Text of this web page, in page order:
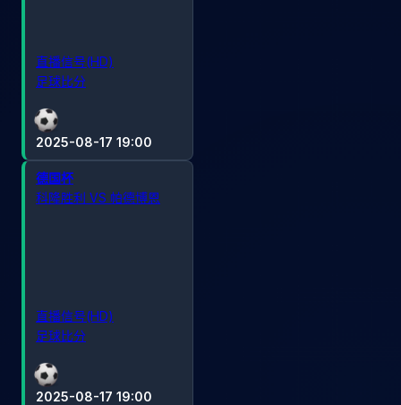
2025-08-17 19:00
直播信号(HD)
足球比分
2025-08-17 19:00
德国杯
科隆胜利 VS 帕德博恩
直播信号(HD)
足球比分